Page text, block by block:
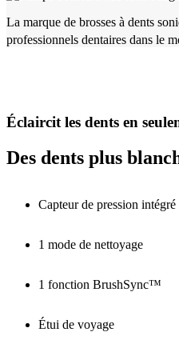
La marque de brosses à dents
professionnels dentaires dans le
Éclaircit les dents en
Des dents plus
Capteur de pression intégré
1 mode de nettoyage
1 fonction BrushSync™
Étui de voyage